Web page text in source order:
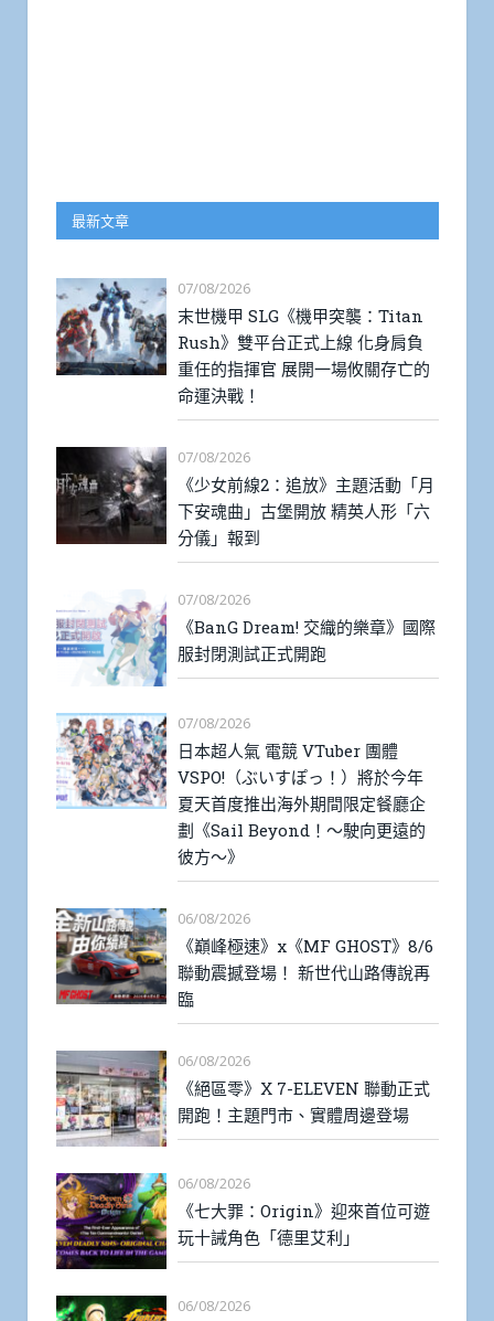
最新文章
07/08/2026
末世機甲 SLG《機甲突襲：Titan
Rush》雙平台正式上線 化身肩負
重任的指揮官 展開一場攸關存亡的
命運決戰！
07/08/2026
《少女前線2：追放》主題活動「月
下安魂曲」古堡開放 精英人形「六
分儀」報到
07/08/2026
《BanG Dream! 交織的樂章》國際
服封閉測試正式開跑
07/08/2026
日本超人氣 電競 VTuber 團體
VSPO!（ぶいすぽっ！）將於今年
夏天首度推出海外期間限定餐廳企
劃《Sail Beyond！～駛向更遠的
彼方～》
06/08/2026
《巔峰極速》x《MF GHOST》8/6
聯動震撼登場！ 新世代山路傳說再
臨
06/08/2026
《絕區零》X 7-ELEVEN 聯動正式
開跑！主題門市、實體周邊登場
06/08/2026
《七大罪：Origin》迎來首位可遊
玩十誡角色「德里艾利」
06/08/2026